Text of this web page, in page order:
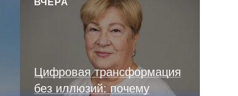
Цифровая трансформация
без иллюзий: почему